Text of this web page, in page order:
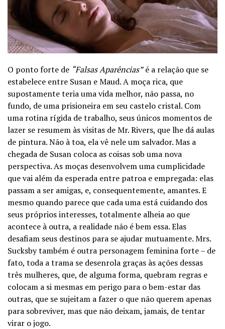
O ponto forte de “Falsas Aparências”é a relação que se
estabelece entre Susan e Maud. A moça rica, que
supostamente teria uma vida melhor, não passa, no
fundo, de uma prisioneira em seu castelo cristal. Com
uma rotina rígida de trabalho, seus únicos momentos de
lazer se resumem às visitas de Mr. Rivers, que lhe dá aulas
de pintura. Não à toa, ela vê nele um salvador. Mas a
chegada de Susan coloca as coisas sob uma nova
perspectiva. As moças desenvolvem uma cumplicidade
que vai além da esperada entre patroa e empregada: elas
passam a ser amigas, e, consequentemente, amantes. E
mesmo quando parece que cada uma está cuidando dos
seus próprios interesses, totalmente alheia ao que
acontece à outra, a realidade não é bem essa. Elas
desafiam seus destinos para se ajudar mutuamente. Mrs.
Sucksby também é outra personagem feminina forte – de
fato, toda a trama se desenrola graças às ações dessas
três mulheres, que, de alguma forma, quebram regras e
colocam a si mesmas em perigo para o bem-estar das
outras, que se sujeitam a fazer o que não querem apenas
para sobreviver, mas que não deixam, jamais, de tentar
virar o jogo.